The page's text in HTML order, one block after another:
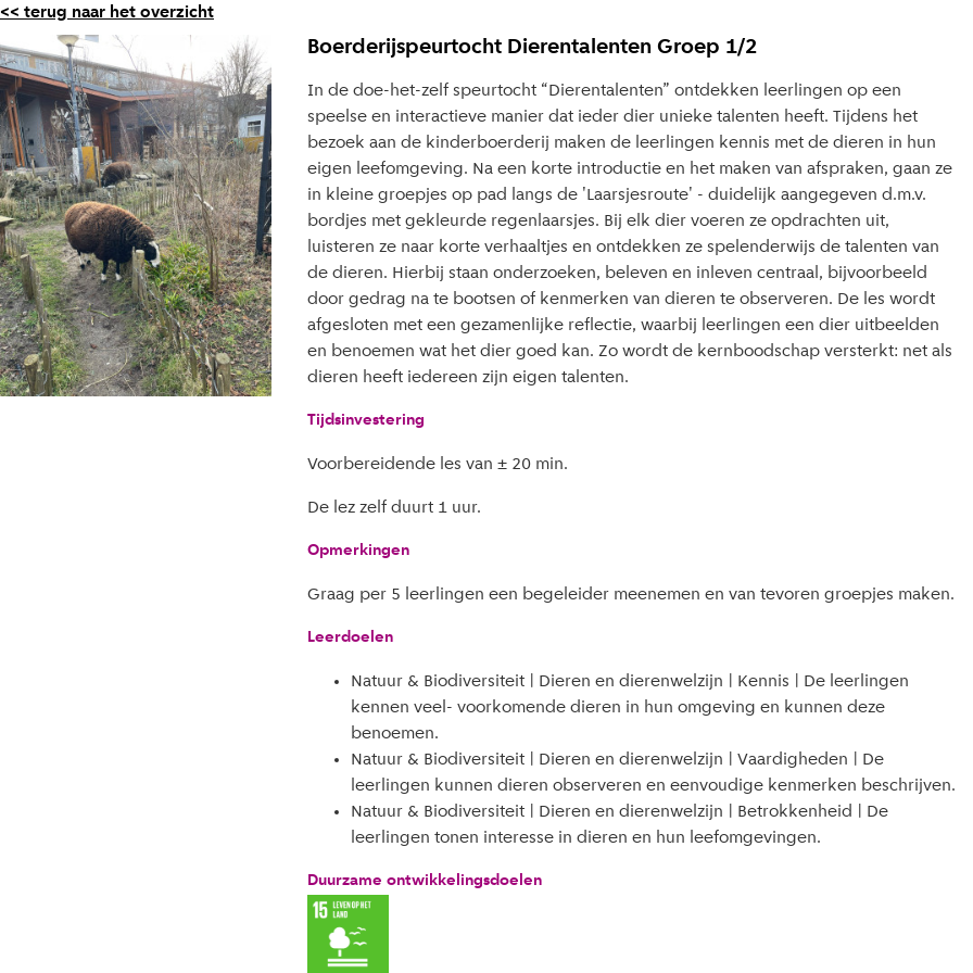
<< terug naar het overzicht
Boerderijspeurtocht Dierentalenten Groep 1/2
In de doe-het-zelf speurtocht “Dierentalenten” ontdekken leerlingen op een
speelse en interactieve manier dat ieder dier unieke talenten heeft. Tijdens het
bezoek aan de kinderboerderij maken de leerlingen kennis met de dieren in hun
eigen leefomgeving. Na een korte introductie en het maken van afspraken, gaan ze
in kleine groepjes op pad langs de 'Laarsjesroute' - duidelijk aangegeven d.m.v.
bordjes met gekleurde regenlaarsjes. Bij elk dier voeren ze opdrachten uit,
luisteren ze naar korte verhaaltjes en ontdekken ze spelenderwijs de talenten van
de dieren. Hierbij staan onderzoeken, beleven en inleven centraal, bijvoorbeeld
door gedrag na te bootsen of kenmerken van dieren te observeren. De les wordt
afgesloten met een gezamenlijke reflectie, waarbij leerlingen een dier uitbeelden
en benoemen wat het dier goed kan. Zo wordt de kernboodschap versterkt: net als
dieren heeft iedereen zijn eigen talenten.
Tijdsinvestering
Voorbereidende les van ± 20 min.
De lez zelf duurt 1 uur.
Opmerkingen
Graag per 5 leerlingen een begeleider meenemen en van tevoren groepjes maken.
Leerdoelen
Natuur & Biodiversiteit | Dieren en dierenwelzijn | Kennis | De leerlingen
kennen veel- voorkomende dieren in hun omgeving en kunnen deze
benoemen.
Natuur & Biodiversiteit | Dieren en dierenwelzijn | Vaardigheden | De
leerlingen kunnen dieren observeren en eenvoudige kenmerken beschrijven.
Natuur & Biodiversiteit | Dieren en dierenwelzijn | Betrokkenheid | De
leerlingen tonen interesse in dieren en hun leefomgevingen.
Duurzame ontwikkelingsdoelen